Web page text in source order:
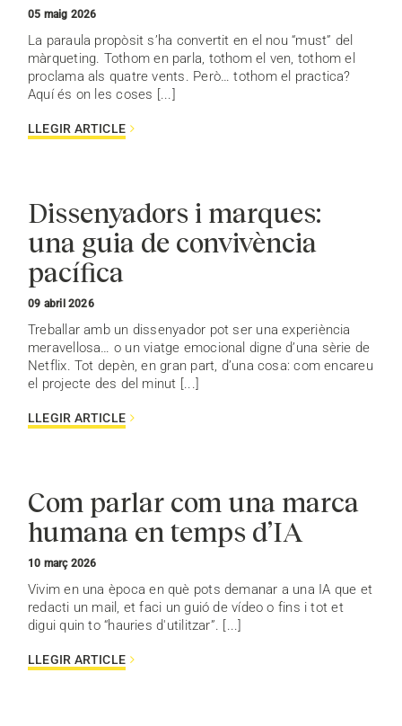
05 maig 2026
La paraula propòsit s’ha convertit en el nou “must” del
màrqueting. Tothom en parla, tothom el ven, tothom el
proclama als quatre vents. Però… tothom el practica?
Aquí és on les coses [...]
LLEGIR ARTICLE
Dissenyadors i marques:
una guia de convivència
pacífica
09 abril 2026
Treballar amb un dissenyador pot ser una experiència
meravellosa… o un viatge emocional digne d’una sèrie de
Netflix. Tot depèn, en gran part, d’una cosa: com encareu
el projecte des del minut [...]
LLEGIR ARTICLE
Com parlar com una marca
humana en temps d’IA
10 març 2026
Vivim en una època en què pots demanar a una IA que et
redacti un mail, et faci un guió de vídeo o fins i tot et
digui quin to “hauries d'utilitzar”. [...]
LLEGIR ARTICLE